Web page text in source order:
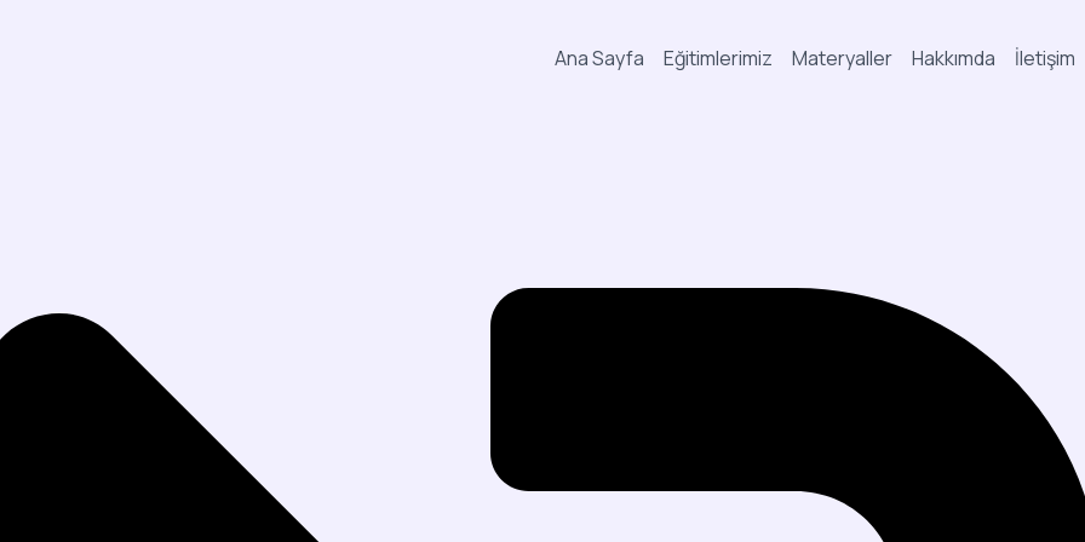
Ana Sayfa Eğitimlerimiz Materyaller Hakkımda İletişim